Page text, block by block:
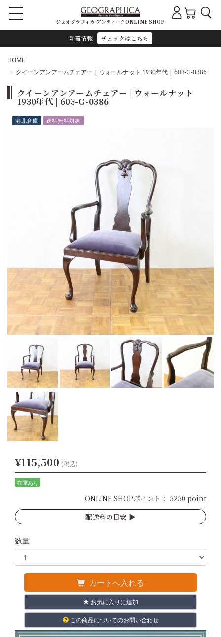
新着情報 チェックはこちら
ジェオグラフィカ アンティークONLINE SHOP
HOME
クイーンアンアームチェアー | ウォールナット 1930年代 | 603-G-0386
クイーンアンアームチェアー | ウォールナット
1930年代 | 603-G-0386
港北倉庫 送料無料対象
¥115,500 (税込)
在庫あり
ONLINE SHOPポイント： 5250 point
配送料の目安 ▶︎
数量
カートへ入れる
お気に入りに追加
この商品についてのお問い合わせ